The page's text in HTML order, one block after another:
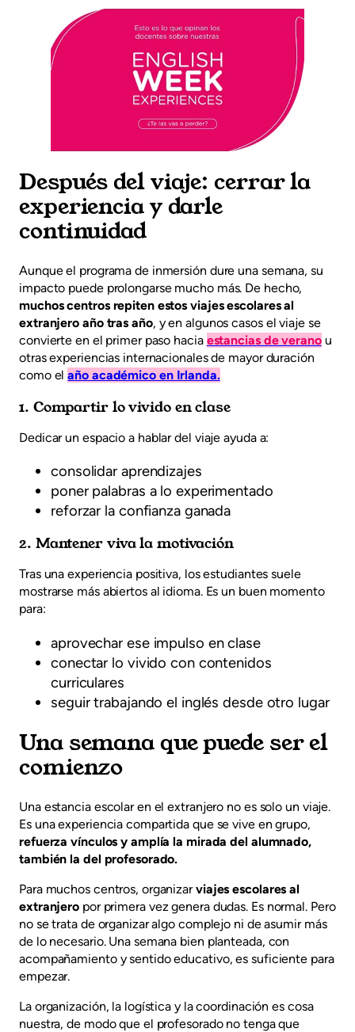
Después del viaje: cerrar la
experiencia y darle
continuidad
Aunque el programa de inmersión dure una semana, su
impacto puede prolongarse mucho más. De hecho,
muchos centros repiten estos viajes escolares al
extranjero año tras año, y en algunos casos el viaje se
convierte en el primer paso hacia estancias de veranou
otras experiencias internacionales de mayor duración
como elaño académico en Irlanda.
1. Compartir lo vivido en clase
Dedicar un espacio a hablar del viaje ayuda a:
consolidar aprendizajes
poner palabras a lo experimentado
reforzar la confianza ganada
2. Mantener viva la motivación
Tras una experiencia positiva, los estudiantes suele
mostrarse más abiertos al idioma. Es un buen momento
para:
aprovechar ese impulso en clase
conectar lo vivido con contenidos
curriculares
seguir trabajando el inglés desde otro lugar
Una semana que puede ser el
comienzo
Una estancia escolar en el extranjero no es solo un viaje.
Es una experiencia compartida que se vive en grupo,
refuerza vínculos y amplía la mirada del alumnado,
también la del profesorado.
Para muchos centros, organizarviajes escolares al
extranjero por primera vez genera dudas. Es normal. Pero
no se trata de organizar algo complejo ni de asumir más
de lo necesario. Una semana bien planteada, con
acompañamiento y sentido educativo, es suficiente para
empezar.
La organización, la logística y la coordinación es cosa
nuestra, de modo que el profesorado no tenga que